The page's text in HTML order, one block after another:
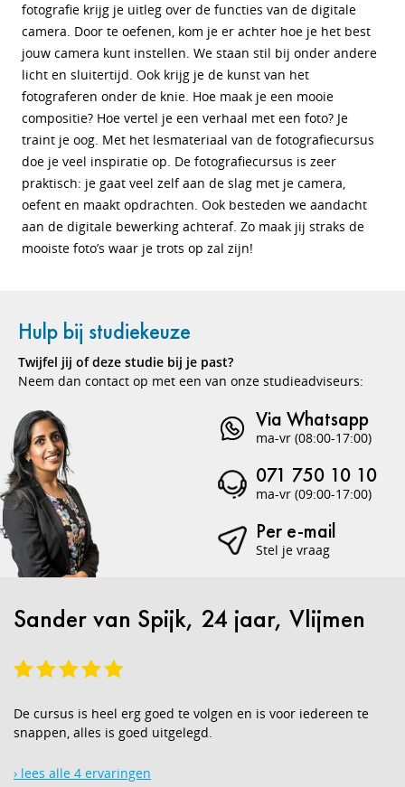
fotografie krijg je uitleg over de functies van de digitale
camera. Door te oefenen, kom je er achter hoe je het best
jouw camera kunt instellen. We staan stil bij onder andere
licht en sluitertijd. Ook krijg je de kunst van het
fotograferen onder de knie. Hoe maak je een mooie
compositie? Hoe vertel je een verhaal met een foto? Je
traint je oog. Met het lesmateriaal van de fotografiecursus
doe je veel inspiratie op. De fotografiecursus is zeer
praktisch: je gaat veel zelf aan de slag met je camera,
oefent en maakt opdrachten. Ook besteden we aandacht
aan de digitale bewerking achteraf. Zo maak jij straks de
mooiste foto’s waar je trots op zal zijn!
Hulp bij studiekeuze
Twijfel jij of deze studie bij je past?
Neem dan contact op met een van onze studieadviseurs:
Via Whatsapp
ma-vr (08:00-17:00)
071 750 10 10
ma-vr (09:00-17:00)
Per e-mail
Stel je vraag
Sander van Spijk, 24 jaar, Vlijmen
De cursus is heel erg goed te volgen en is voor iedereen te
snappen, alles is goed uitgelegd.
› lees alle 4 ervaringen